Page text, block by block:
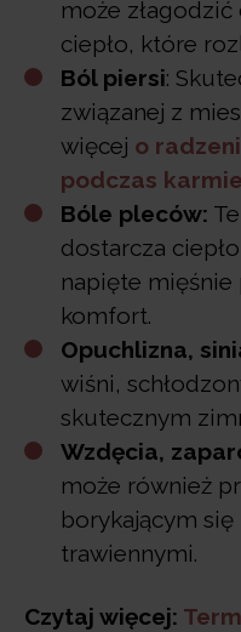
może
ciepło, które
Ból piersi:
związanej z
więcej o
podczas
Bóle pleców:
dostarcza
napięte mięśnie
komfort.
Opuchlizna,
wiśni,
skutecznym
Wzdęcia,
może również
borykającym
trawiennymi.
Czytaj więcej: